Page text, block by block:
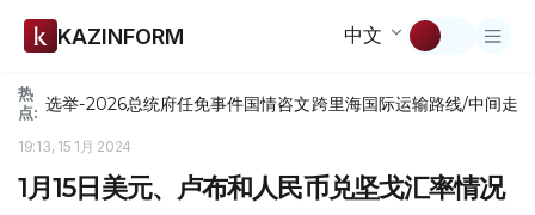
KAZINFORM 中文
热
点: 选举-2026总统府任免事件国情咨文跨里海国际运输路线/中间走廊
19:13, 15 1月 2024
1月15日美元、卢布和人民币兑坚戈汇率情况